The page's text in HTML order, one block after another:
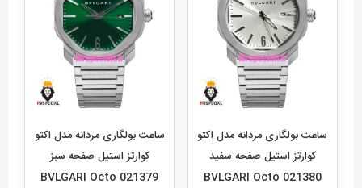
ساعت بولگاری مردانه مدل اکتو
کوارتز استیل صفحه سفید
BVLGARI Octo 021380
ساعت بولگاری مردانه مدل اکتو
کوارتز استیل صفحه سبز
BVLGARI Octo 021379